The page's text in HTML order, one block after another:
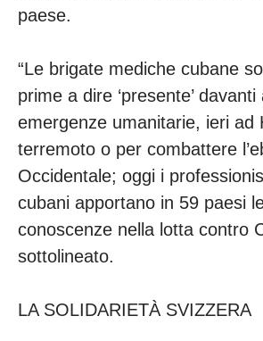
paese.
“Le brigate mediche cubane
prime a dire ‘presente’ davanti
emergenze umanitarie, ieri ad
terremoto o per combattere
Occidentale; oggi i
cubani apportano in 59 paesi
conoscenze nella lotta contro
sottolineato.
LA SOLIDARIETÀ SVIZZERA